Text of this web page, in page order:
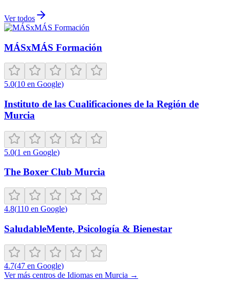
Ver todos
MÁSxMÁS Formación
5.0(10 en Google)
Instituto de las Cualificaciones de la Región de
Murcia
5.0(1 en Google)
The Boxer Club Murcia
4.8(110 en Google)
SaludableMente, Psicología & Bienestar
4.7(47 en Google)
Ver más centros de Idiomas en Murcia →